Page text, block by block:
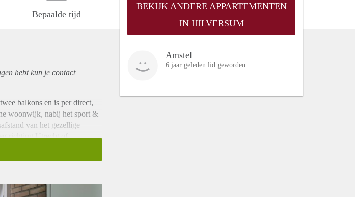
Bepaalde tijd
BEKIJK ANDERE APPARTEMENTEN
IN HILVERSUM
Amstel
6 jaar geleden lid geworden
hebt kun je contact
balkons en is per direct,
woonwijk, nabij het sport &
van het gezellige
richting Utrecht of